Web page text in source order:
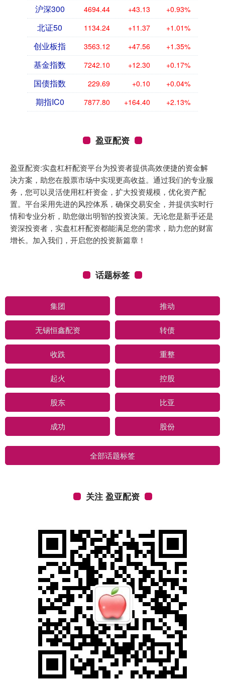
沪深300 4694.44 +43.13 +0.93%
北证50 1134.24 +11.37 +1.01%
创业板指 3563.12 +47.56 +1.35%
基金指数 7242.10 +12.30 +0.17%
国债指数 229.69 +0.10 +0.04%
期指IC0 7877.80 +164.40 +2.13%
盈亚配资
盈亚配资:实盘杠杆配资平台为投资者提供高效便捷的资金解
决方案，助您在股票市场中实现更高收益。通过我们的专业服
务，您可以灵活使用杠杆资金，扩大投资规模，优化资产配
置。平台采用先进的风控体系，确保交易安全，并提供实时行
情和专业分析，助您做出明智的投资决策。无论您是新手还是
资深投资者，实盘杠杆配资都能满足您的需求，助力您的财富
增长。加入我们，开启您的投资新篇章！
话题标签
集团 推动
无锡恒鑫配资 转债
收跌 重整
起火 控股
股东 比亚
成功 股份
全部话题标签
关注 盈亚配资